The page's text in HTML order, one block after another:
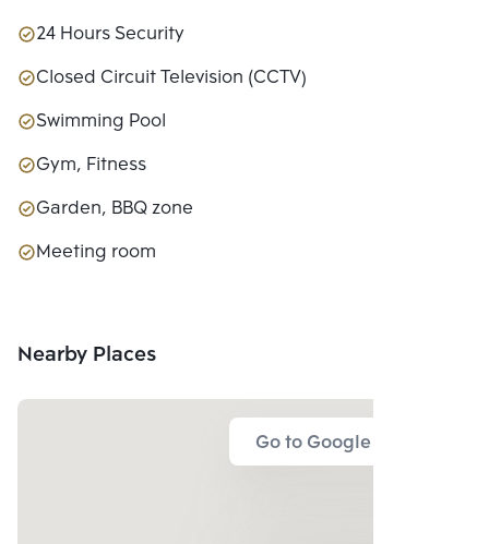
24 Hours Security
Closed Circuit Television (CCTV)
Swimming Pool
Gym, Fitness
Garden, BBQ zone
Meeting room
Nearby Places
Go to Google Map